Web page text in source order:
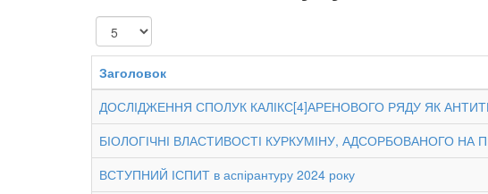
Показувати
Заголовок
ДОСЛІДЖЕННЯ СПОЛУК КАЛІКС[4]АРЕНОВОГО РЯДУ ЯК
БІОЛОГІЧНІ ВЛАСТИВОСТІ КУРКУМІНУ, АДСОРБОВАНОГО НА
ВСТУПНИЙ ІСПИТ в аспірантуру 2024 року